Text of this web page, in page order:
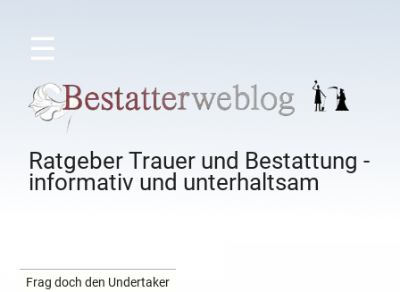
☰
Ratgeber Trauer und Bestattung -
informativ und unterhaltsam
Frag doch den Undertaker